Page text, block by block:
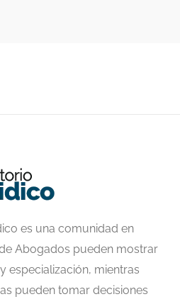
es una comunidad en
Abogados pueden mostrar
especialización, mientras
pueden tomar decisiones